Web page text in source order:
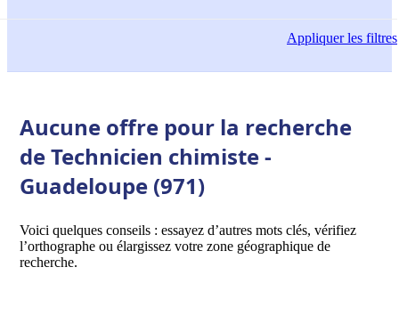
Appliquerles filtres
Aucune offre pour la recherche
de Technicien chimiste -
Guadeloupe (971)
Voici quelques conseils : essayez d’autres mots clés, vérifiez
l’orthographe ou élargissez votre zone géographique de
recherche.